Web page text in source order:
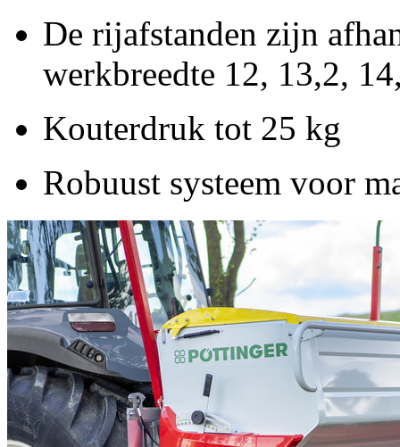
De rijafstanden zijn
werkbreedte 12, 13,2,
Kouterdruk tot 25 kg
Robuust systeem voor